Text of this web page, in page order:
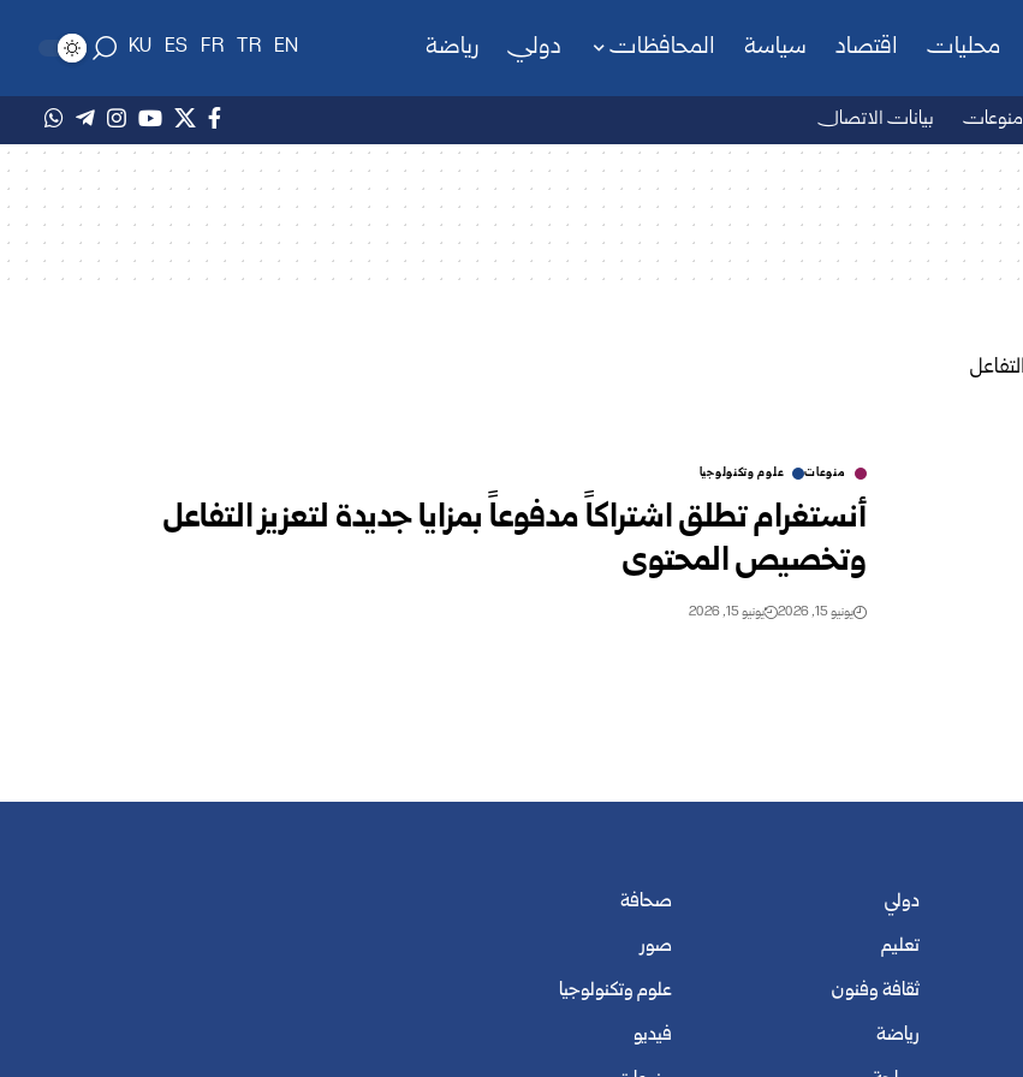
محليات اقتصاد سياسة المحافظات دولي رياضة EN
TR
FR
ES
KU
منوعات بيانات الاتصال
منوعات علوم وتكنولوجيا
أنستغرام تطلق اشتراكاً مدفوعاً بمزايا جديدة لتعزيز التفاعل
وتخصيص المحتوى
يونيو 15, 2026 يونيو 15, 2026
دولي
تعليم
ثقافة وفنون
رياضة
صحافة
صور
علوم وتكنولوجيا
فيديو